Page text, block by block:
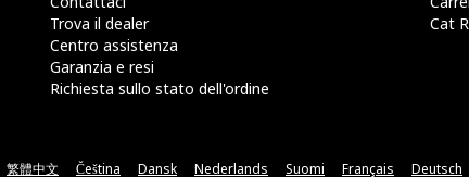
Trova il dealer
Centro assistenza
Garanzia e resi
Richiesta sullo stato dell'ordine
Cat
繁體中文 Čeština Dansk Nederlands Suomi Français Deutsch